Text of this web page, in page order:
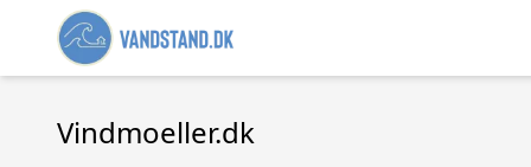
Vindmoeller.dk